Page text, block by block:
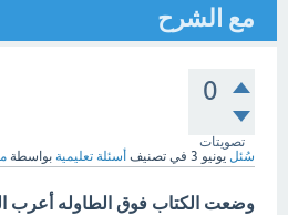
مع الشرح
0
تصويتات
سُئل يونيو 3 في تصنيف أسئلة تعليمية بواسطة
وضعت الكتاب فوق الطاوله أعرب